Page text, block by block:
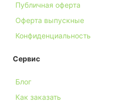
Публичная оферта
Оферта выпускные
Конфиденциальность
Сервис
Блог
Как заказать